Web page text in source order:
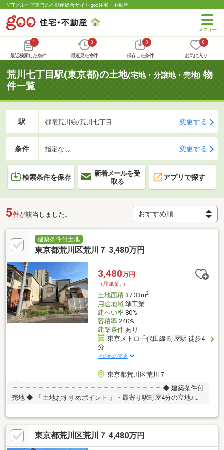
NTTグループ運営の不動産総合サイト goo住宅・不動産
1
最近検索した条件
0
最近見た物件
0
保存した条件
0
お気に入り
荒川七丁目駅(東京都)の土地(宅地・分譲地・売地) 物
件一覧
駅 都電荒川線/荒川七丁目 変更する
条件 指定なし 変更する
検索条件を保存
新着メールを受
取る
アプリで探す
5件が該当しました。
建築条件付土地
東京都荒川区荒川７ 3,480万円
3,480万円
（坪単価:-）
土地面積37.33m2
用途地域準工業
建ぺい率80%
容積率240%
建築条件あり
東京メトロ千代田線 町屋駅 徒歩4
分
その他の交通
東京都荒川区荒川７
＝＝＝＝＝＝＝＝＝＝＝＝＝＝＝＝＝＝＝＝＝＝＝ ◆ 建築条件付
売地 ◆ 『 土地おすすめポイント 』・最寄り駅町屋4分の立地♪・
3LDKのプラン有り… 建物イメージがしやすく検討も安心・仕様・
間取り相談可 … ライフスタイルに合わせた設計対応『 ロケーショ
ン 』・複数駅・複数路線利用可 … 通勤・通学もスムーズ・都心へ
軽快アクセス … 暮らしの幅が広がる立地『 サポート内容 』・仕
様書のご案内・間取り／資金計画のご相談可能＝＝＝＝＝＝＝＝
東京都荒川区荒川７ 4,480万円